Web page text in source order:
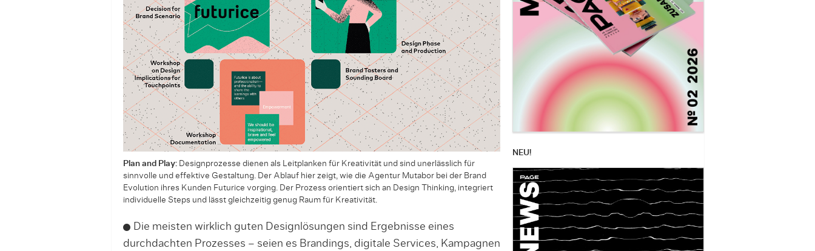
Plan and Play: Designprozesse dienen als Leitplanken für Kreativität und sind unerlässlich für
sinnvolle und effektive Gestaltung. Der Ablauf hier zeigt, wie die Agentur Mutabor bei der Brand
Evolution ihres Kunden Futurice vorging. Der Prozess orientiert sich an Design Thinking, integriert
individuelle Steps und lässt gleichzeitig genug Raum für Kreativität.
Die meisten wirklich guten Designlösungen sind Ergebnisse eines
durchdachten Prozesses – seien es Brandings, digitale Services, Kampagnen
NEU!